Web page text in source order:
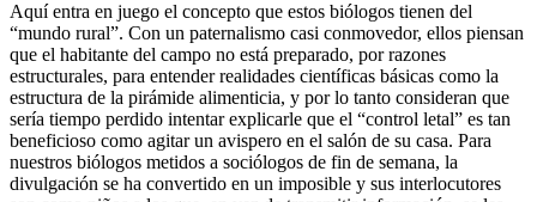
Aquí entra en juego el concepto que estos biólogos tienen del
“mundo rural”. Con un paternalismo casi conmovedor, ellos piensan
que el habitante del campo no está preparado, por razones
estructurales, para entender realidades científicas básicas como la
estructura de la pirámide alimenticia, y por lo tanto consideran que
sería tiempo perdido intentar explicarle que el “control letal” es tan
beneficioso como agitar un avispero en el salón de su casa. Para
nuestros biólogos metidos a sociólogos de fin de semana, la
divulgación se ha convertido en un imposible y sus interlocutores